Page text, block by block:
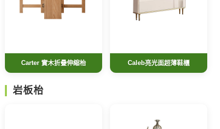
Carter 實木折疊伸縮枱 Caleb亮光面超薄鞋櫃
岩板枱